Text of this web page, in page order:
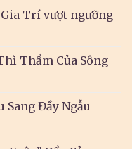
Trí vượt ngưỡng
Thầm Của Sông
Sang Đầy Ngẫu